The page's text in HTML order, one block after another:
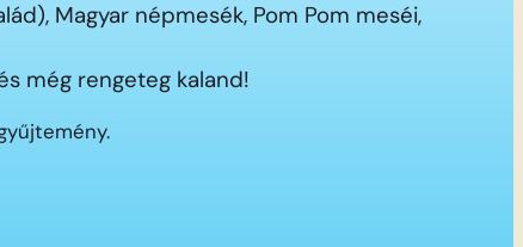
Magyar népmesék, Pom Pom meséi,
még rengeteg kaland!